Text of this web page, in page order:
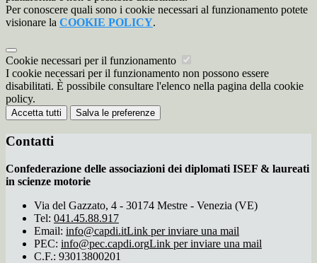
Per conoscere quali sono i cookie necessari al funzionamento potete
visionare la COOKIE POLICY.
Cookie necessari per il funzionamento
I cookie necessari per il funzionamento non possono essere
disabilitati. È possibile consultare l'elenco nella pagina della cookie
policy.
Accetta tutti Salva le preferenze
Contatti
Confederazione delle associazioni dei diplomati ISEF & laureati
in scienze motorie
Via del Gazzato, 4 - 30174 Mestre - Venezia (VE)
Tel: 041.45.88.917
Email: info@capdi.itLink per inviare una mail
PEC: info@pec.capdi.orgLink per inviare una mail
C.F.: 93013800201